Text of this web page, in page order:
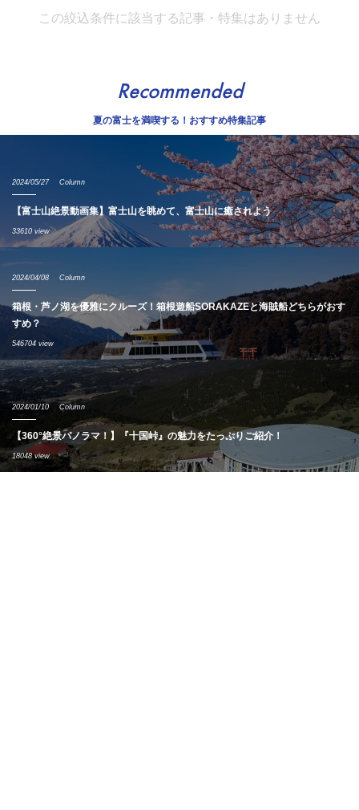
この絞込条件に該当する記事・特集はありません
Recommended
夏の富士を満喫する！おすすめ特集記事
2024/05/27 Column
【富士山絶景動画集】富士山を眺めて、富士山に癒されよう
33610 view
2024/04/08 Column
箱根・芦ノ湖を優雅にクルーズ！箱根遊船SORAKAZEと海賊船どちらがおす
すめ？
546704 view
2024/01/10 Column
【360°絶景パノラマ！】『十国峠』の魅力をたっぷりご紹介！
18048 view